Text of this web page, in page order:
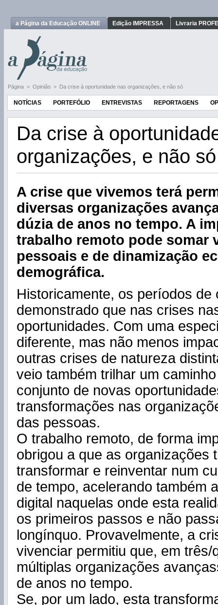
a Página da Educação ONLINE Edição IMPRESSA Livraria
Página > Opinião > Da crise à oportunidade nas organizações, e não só
NOTÍCIAS PORTEFÓLIO ENTREVISTAS REPORTAGENS
Da crise à
organizações, e não só
A crise que vivemos terá
diversas organizações
dúzia de anos no tempo. A
trabalho remoto pode somar
pessoais e de dinamização
demográfica.
Historicamente, os períodos de
demonstrado que nas crises
oportunidades. Com uma
diferente, mas não menos
outras crises de natureza
veio também trilhar um
conjunto de novas
transformações nas
das pessoas.
O trabalho remoto, de forma
obrigou a que as organizações
transformar e reinventar num
de tempo, acelerando também
digital naquelas onde esta
os primeiros passos e não
longínquo. Provavelmente, a
vivenciar permitiu que, em três/
múltiplas organizações
de anos no tempo.
Se, por um lado, esta